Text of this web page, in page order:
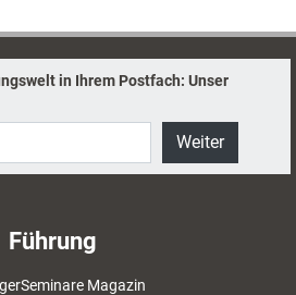
in Ihrem Postfach: Unser
Weiter
Führung
Magazin